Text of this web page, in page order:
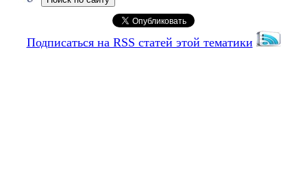
Подписаться на RSS статей этой тематики